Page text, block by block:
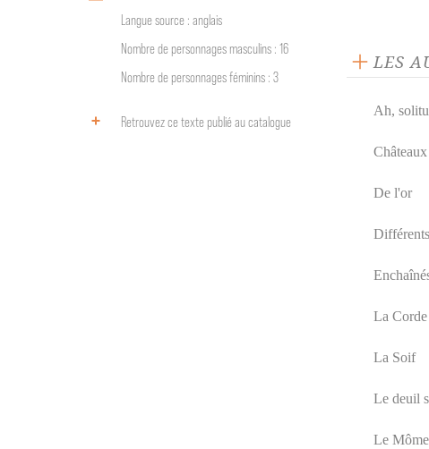
Langue source : anglais
Nombre de personnages masculins : 16
Nombre de personnages féminins : 3
Retrouvez ce texte publié au catalogue
LES
Ah,
De l'or
Différents
La Corde
La Soif
Le deuil
Le